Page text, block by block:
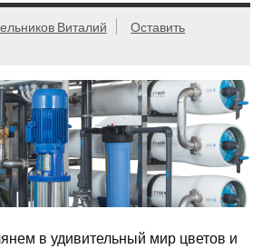
Виталий
Оставить
в удивительный мир цветов и